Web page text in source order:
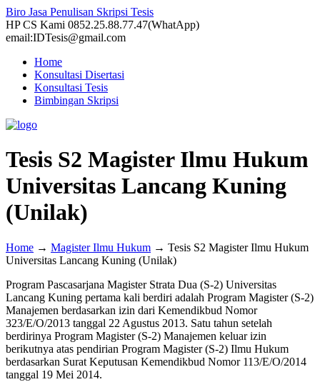
Biro Jasa Penulisan Skripsi Tesis
HP CS Kami 0852.25.88.77.47(WhatApp)
email:IDTesis@gmail.com
Home
Konsultasi Disertasi
Konsultasi Tesis
Bimbingan Skripsi
Tesis S2 Magister Ilmu Hukum
Universitas Lancang Kuning
(Unilak)
Home → Magister Ilmu Hukum → Tesis S2 Magister Ilmu Hukum
Universitas Lancang Kuning (Unilak)
Program Pascasarjana Magister Strata Dua (S-2) Universitas
Lancang Kuning pertama kali berdiri adalah Program Magister (S-2)
Manajemen berdasarkan izin dari Kemendikbud Nomor
323/E/O/2013 tanggal 22 Agustus 2013. Satu tahun setelah
berdirinya Program Magister (S-2) Manajemen keluar izin
berikutnya atas pendirian Program Magister (S-2) Ilmu Hukum
berdasarkan Surat Keputusan Kemendikbud Nomor 113/E/O/2014
tanggal 19 Mei 2014.